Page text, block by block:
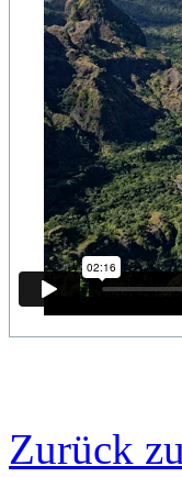
Zurück